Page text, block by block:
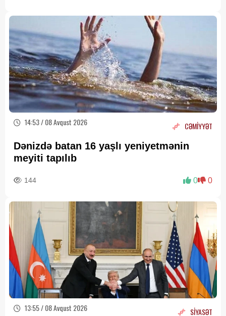
14:53 / 08 Avqust 2026 CƏMİYYƏT
Dənizdə batan 16 yaşlı yeniyetmənin
meyiti tapılıb
144 0 0
13:55 / 08 Avqust 2026 SİYASƏT